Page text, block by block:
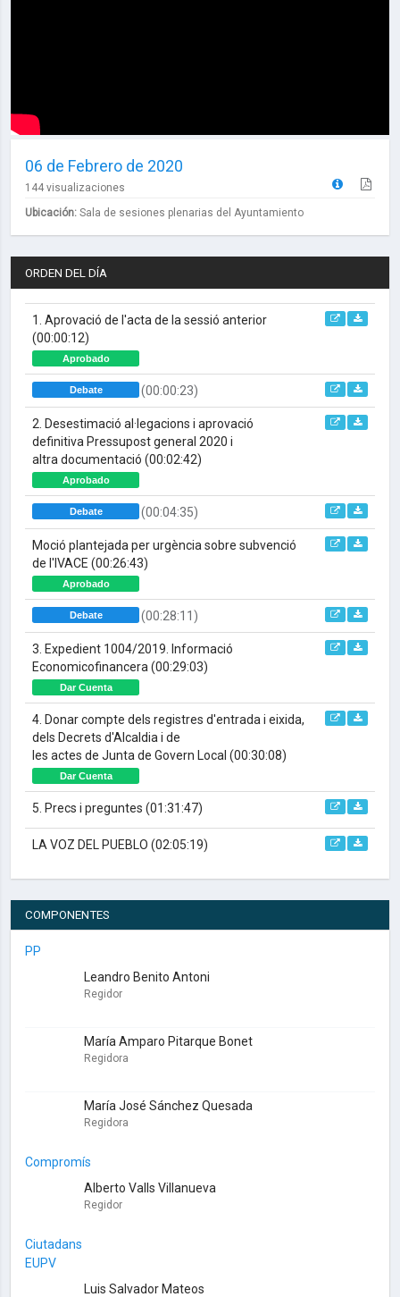
06 de Febrero de 2020
144 visualizaciones
Ubicación: Sala de sesiones plenarias del Ayuntamiento
ORDEN DEL DÍA
1. Aprovació de l'acta de la sessió anterior
(00:00:12)
Aprobado
Debate (00:00:23)
2. Desestimació al·legacions i aprovació
definitiva Pressupost general 2020 i
altra documentació (00:02:42)
Aprobado
Debate (00:04:35)
Moció plantejada per urgència sobre subvenció
de l'IVACE (00:26:43)
Aprobado
Debate (00:28:11)
3. Expedient 1004/2019. Informació
Economicofinancera (00:29:03)
Dar Cuenta
4. Donar compte dels registres d'entrada i eixida,
dels Decrets d'Alcaldia i de
les actes de Junta de Govern Local (00:30:08)
Dar Cuenta
5. Precs i preguntes (01:31:47)
LA VOZ DEL PUEBLO (02:05:19)
COMPONENTES
PP
Leandro Benito Antoni
Regidor
María Amparo Pitarque Bonet
Regidora
María José Sánchez Quesada
Regidora
Compromís
Alberto Valls Villanueva
Regidor
Ciutadans
EUPV
Luis Salvador Mateos